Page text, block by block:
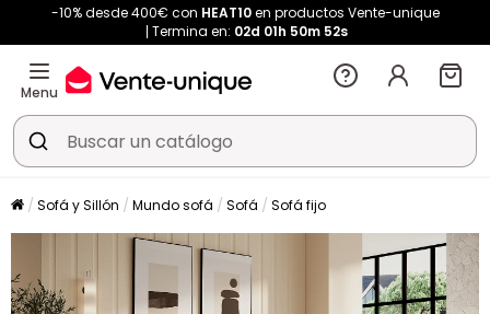
-10% desde 400€ con HEAT10en productos Vente-unique
Termina en: 02d 01h 50m 51s
Menu
Sofá y Sillón Mundo sofá Sofá Sofá fijo